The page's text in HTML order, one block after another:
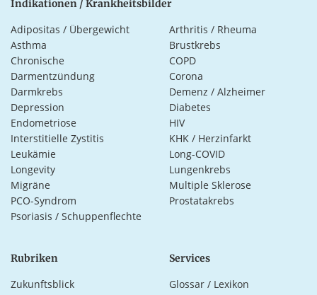
Indikationen / Krankheitsbilder
Adipositas / Übergewicht
Arthritis / Rheuma
Asthma
Brustkrebs
Chronische
Darmentzündung
COPD
Corona
Darmkrebs
Demenz / Alzheimer
Depression
Diabetes
Endometriose
HIV
Interstitielle Zystitis
KHK / Herzinfarkt
Leukämie
Long-COVID
Longevity
Lungenkrebs
Migräne
Multiple Sklerose
PCO-Syndrom
Prostatakrebs
Psoriasis / Schuppenflechte
Rubriken
Zukunftsblick
Services
Glossar / Lexikon